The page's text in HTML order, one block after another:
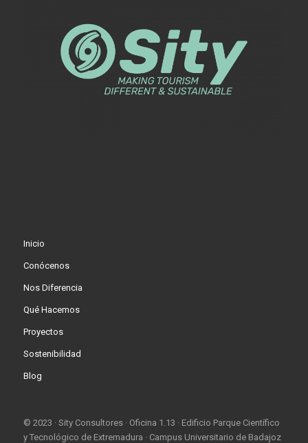
Inicio
Conócenos
Nos Diferencia
Qué Hacemos
Proyectos
Sostenibilidad
Blog
© 2023 · Sity Consultores · Oficina 1.13 · Edificio Parque Científico
y Tecnológico de Extremadura · Campus Universitario de Badajoz